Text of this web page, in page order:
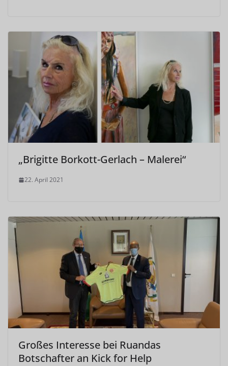
„Brigitte Borkott-Gerlach – Malerei“
22. April 2021
Großes Interesse bei Ruandas
Botschafter an Kick for Help